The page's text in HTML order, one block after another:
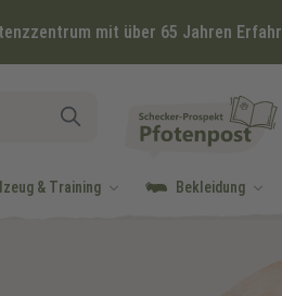
mit über 65 Jahren
& Training Bekleidung